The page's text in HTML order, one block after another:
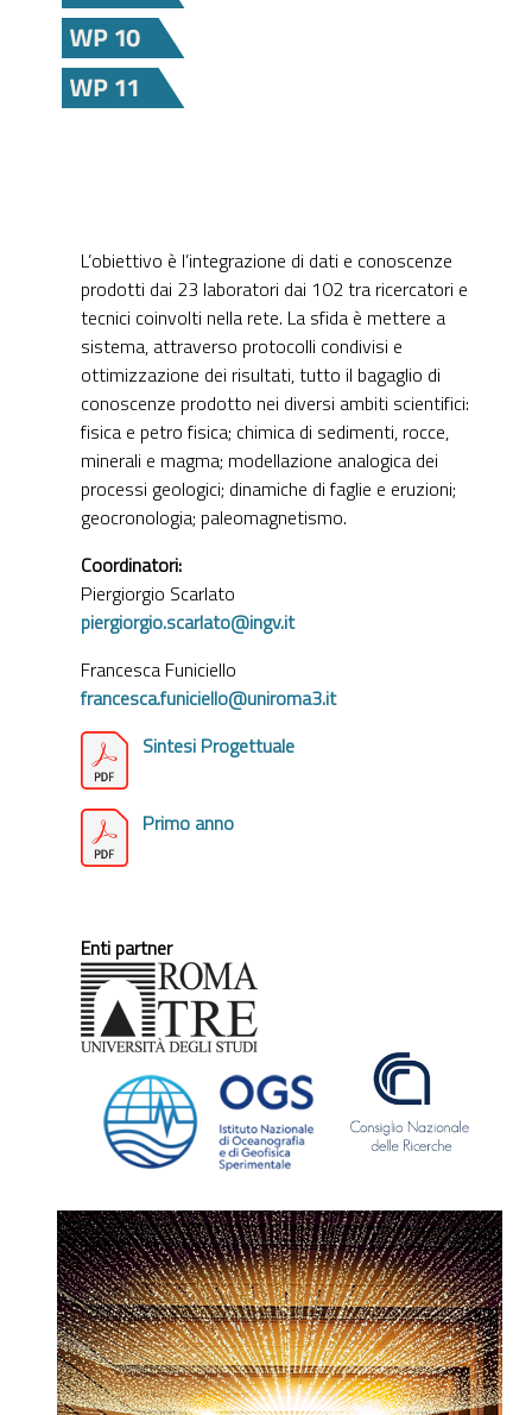
L’obiettivo è l’integrazione di dati e conoscenze
prodotti dai 23 laboratori dai 102 tra ricercatori e
tecnici coinvolti nella rete. La sfida è mettere a
sistema, attraverso protocolli condivisi e
ottimizzazione dei risultati, tutto il bagaglio di
conoscenze prodotto nei diversi ambiti scientifici:
fisica e petro fisica; chimica di sedimenti, rocce,
minerali e magma; modellazione analogica dei
processi geologici; dinamiche di faglie e eruzioni;
geocronologia; paleomagnetismo.
Coordinatori:
Piergiorgio Scarlato
piergiorgio.scarlato@ingv.it
Francesca Funiciello
francesca.funiciello@uniroma3.it
Sintesi Progettuale
Primo anno
Enti partner